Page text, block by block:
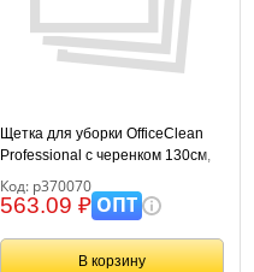
Щетка для уборки OfficeClean
Professional с черенком 130см,
ширина 30см, пластиковая,
еврорезьба
Код: р370070
563.09 ₽ОПТ
В корзину